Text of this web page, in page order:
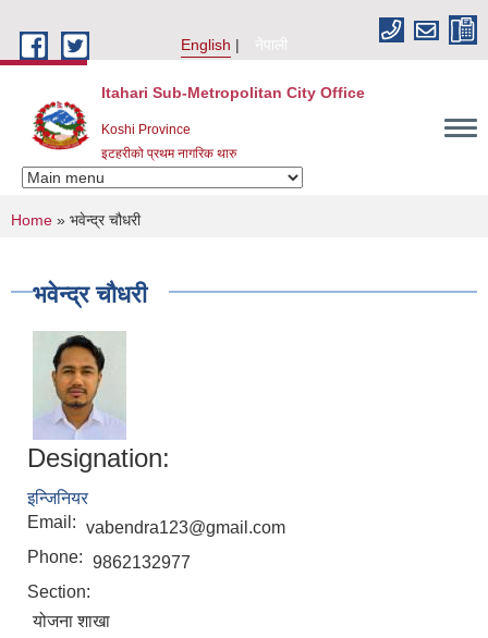
English
नेपाली
Itahari Sub-Metropolitan City Office
Koshi Province
इटहरीको प्रथम नागरिक थारु
You are here
Home » भवेन्द्र चौधरी
भवेन्द्र चौधरी
Designation:
इन्जिनियर
Email: vabendra123@gmail.com
Phone: 9862132977
Section:
योजना शाखा